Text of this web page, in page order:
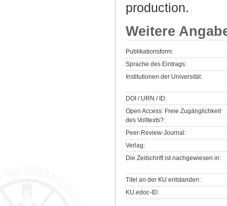
production.
Weitere
Publikationsform:
Sprache des Eintrags:
Institutionen der Universität:
DOI / URN / ID:
Open Access: Freie Zugänglichkeit
des Volltexts?:
Peer-Review-Journal:
Verlag:
Die Zeitschrift ist nachgewiesen in:
Titel an der KU entstanden:
KU.edoc-ID: